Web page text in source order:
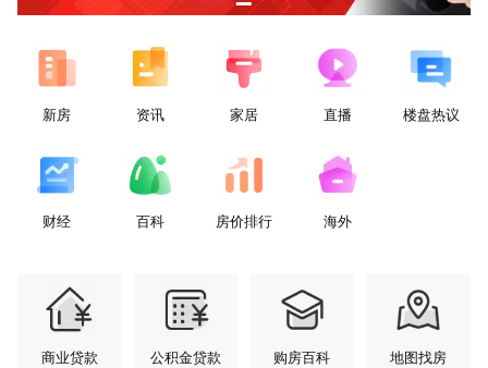
新房 资讯 家居 直播 楼盘热议
财经 百科 房价排行 海外
商业贷款 公积金贷款 购房百科 地图找房